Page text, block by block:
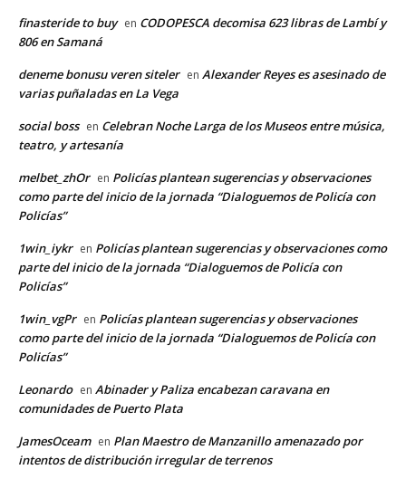
finasteride to buy en CODOPESCA decomisa 623 libras de Lambí y
806 en Samaná
deneme bonusu veren siteler en Alexander Reyes es asesinado de
varias puñaladas en La Vega
social boss en Celebran Noche Larga de los Museos entre música,
teatro, y artesanía
melbet_zhOr en Policías plantean sugerencias y observaciones
como parte del inicio de la jornada “Dialoguemos de Policía con
Policías”
1win_iykr en Policías plantean sugerencias y observaciones como
parte del inicio de la jornada “Dialoguemos de Policía con
Policías”
1win_vgPr en Policías plantean sugerencias y observaciones
como parte del inicio de la jornada “Dialoguemos de Policía con
Policías”
Leonardo en Abinader y Paliza encabezan caravana en
comunidades de Puerto Plata
JamesOceam en Plan Maestro de Manzanillo amenazado por
intentos de distribución irregular de terrenos